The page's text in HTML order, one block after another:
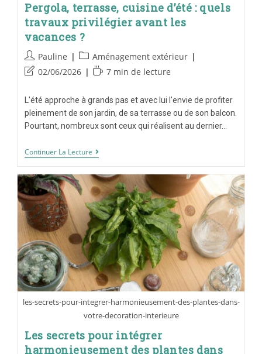
Pergola, terrasse, cuisine d’été : quels
travaux privilégier avant les
vacances ?
Pauline
Aménagement extérieur
02/06/2026
7 min de lecture
L'été approche à grands pas et avec lui l'envie de profiter
pleinement de son jardin, de sa terrasse ou de son balcon.
Pourtant, nombreux sont ceux qui réalisent au dernier…
Continuer La Lecture
les-secrets-pour-integrer-harmonieusement-des-plantes-dans-
votre-decoration-interieure
Les secrets pour intégrer
harmonieusement des plantes dans